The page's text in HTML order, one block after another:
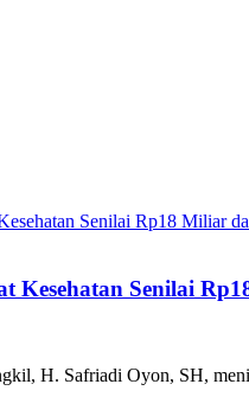
Kesehatan Senilai
H. Safriadi Oyon, SH,